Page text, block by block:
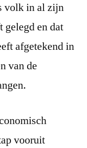
volk in al zijn
gelegd en dat
afgetekend in
van de
vooruit